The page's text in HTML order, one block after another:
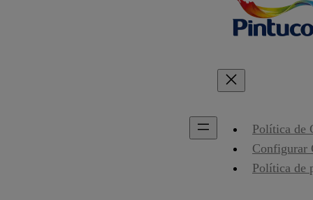
Política de
Configurar
Política de